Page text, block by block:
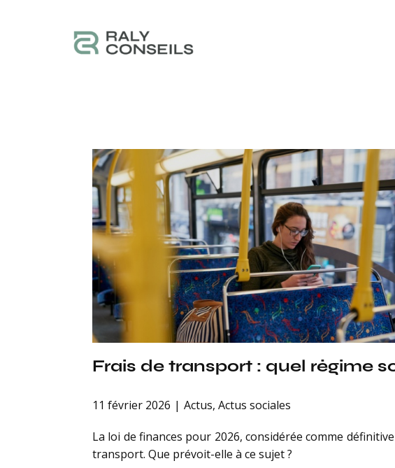
Frais de transport : quel régime
11 février 2026 Actus, Actus sociales
La loi de finances pour 2026, considérée comme
transport. Que prévoit-elle à ce sujet ?